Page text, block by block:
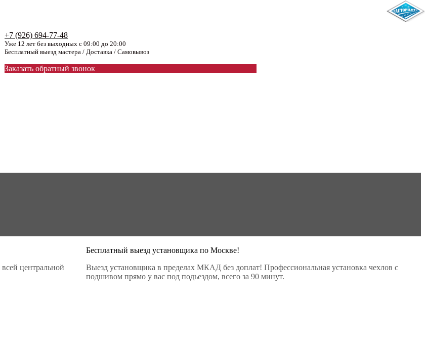
+7 (926) 694-77-48
Уже 12 лет без выходных с 09:00 до 20:00
Бесплатный выезд мастера / Доставка / Самовывоз
Заказать обратный звонок
центральной
Бесплатный выезд установщика по Москве!
Выезд установщика в пределах МКАД без доплат! Профессиональная установка чехлов с
подшивом прямо у вас под подьездом, всего за 90 минут.